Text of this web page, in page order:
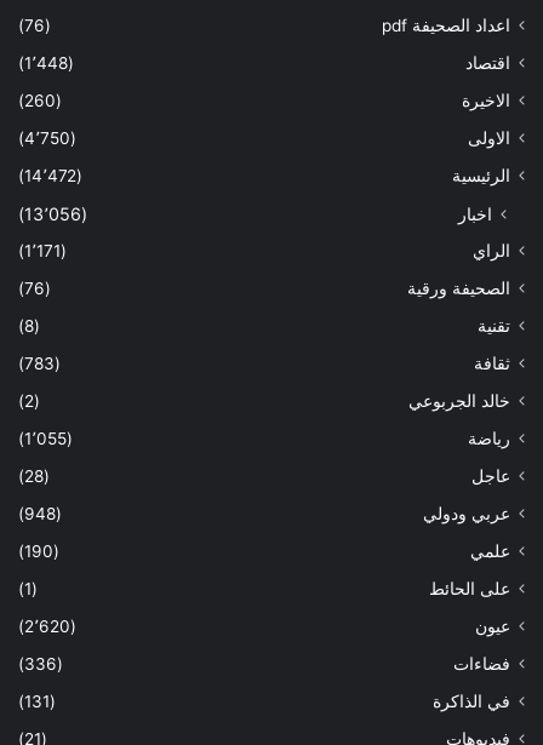
اعداد الصحيفة pdf
(76)
اقتصاد
(1٬448)
الاخيرة
(260)
الاولى
(4٬750)
الرئيسية
(14٬472)
اخبار (13٬056)
الراي
(1٬171)
الصحيفة ورقية
(76)
تقنية
(8)
ثقافة
(783)
خالد الجربوعي
(2)
رياضة
(1٬055)
عاجل
(28)
عربي ودولي
(948)
علمي
(190)
على الحائط
(1)
عيون
(2٬620)
فضاءات
(336)
في الذاكرة
(131)
فيديوهات
(21)